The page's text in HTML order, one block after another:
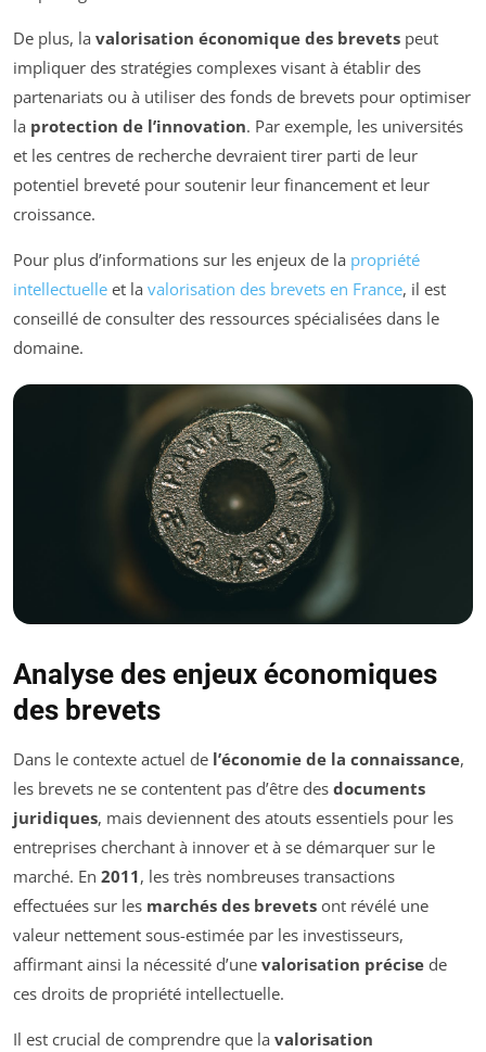
De plus, la valorisation économique des brevets peut
impliquer des stratégies complexes visant à établir des
partenariats ou à utiliser des fonds de brevets pour optimiser
la protection de l’innovation. Par exemple, les universités
et les centres de recherche devraient tirer parti de leur
potentiel breveté pour soutenir leur financement et leur
croissance.
Pour plus d’informations sur les enjeux de la propriété
intellectuelle et la valorisation des brevets en France, il est
conseillé de consulter des ressources spécialisées dans le
domaine.
Analyse des enjeux économiques
des brevets
Dans le contexte actuel de l’économie de la connaissance,
les brevets ne se contentent pas d’être des documents
juridiques, mais deviennent des atouts essentiels pour les
entreprises cherchant à innover et à se démarquer sur le
marché. En 2011, les très nombreuses transactions
effectuées sur les marchés des brevets ont révélé une
valeur nettement sous-estimée par les investisseurs,
affirmant ainsi la nécessité d’une valorisation précise de
ces droits de propriété intellectuelle.
Il est crucial de comprendre que la valorisation